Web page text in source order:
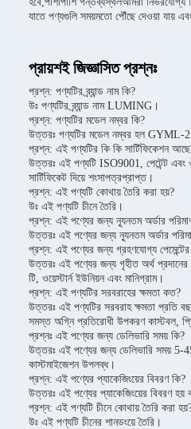
যাতে পণ্যগুলি সময়মতো পৌঁছে দেওয়া যায় এবং
প্রায়শই জিজ্ঞাসিত প্রশ্নঃ
প্রশ্ন: পণ্যটির ব্র্যান্ড নাম কি?
উঃ পণ্যটির ব্র্যান্ড নাম LUMING।
প্রশ্ন: পণ্যটির মডেল নম্বর কি?
উত্তরঃ পণ্যটির মডেল নম্বর হল GYML-
প্রশ্ন: এই পণ্যটির কি কি সার্টিফিকেশন
উত্তরঃ এই পণ্যটি ISO9001, পেটেন্ট এবং
সার্টিফিকেট দিয়ে শংসাপত্রপ্রাপ্ত।
প্রশ্ন: এই পণ্যটি কোথায় তৈরি করা হয়?
উঃ এই পণ্যটি চীনে তৈরি।
প্রশ্ন: এই পণ্যের জন্য ন্যূনতম অর্ডার
উত্তরঃ এই পণ্যের জন্য ন্যূনতম অর্ডার
প্রশ্ন: এই পণ্যের জন্য গ্রহণযোগ্য পেমেন্টের
উত্তরঃ এই পণ্যের জন্য গৃহীত অর্থ
টি, ওয়েস্টার্ন ইউনিয়ন এবং মানিগ্রাম।
প্রশ্ন: এই পণ্যটির সরবরাহের ক্ষমতা কত?
উত্তরঃ এই পণ্যটির সরবরাহ ক্ষমতা প্রতি
সমস্ত অগ্নি প্রতিরোধী উপকরণ কাস্টবল,
প্রশ্নঃ এই পণ্যের জন্য ডেলিভারি সময় কি?
উত্তরঃ এই পণ্যের জন্য ডেলিভারি সময় 5-
কাস্টমাইজেশন উপলব্ধ।
প্রশ্ন: এই পণ্যের প্যাকেজিংয়ের বিবরণ কি?
উত্তরঃ এই পণ্যের প্যাকেজিংয়ের বিবরণ হয়
প্রশ্ন: এই পণ্যটি চীনে কোথায় তৈরি করা
উঃ এই পণ্যটি চীনের শানডংয়ে তৈরি।